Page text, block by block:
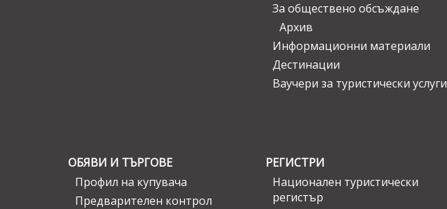
За обществено обсъждане
Архив
Информационни материали
Дестинации
Ваучери за туристически услуги
ОБЯВИ И ТЪРГОВЕ
Профил на купувача
Предварителен контрол
РЕГИСТРИ
Национален туристически
регистър